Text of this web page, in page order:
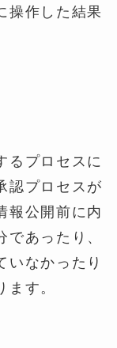
操作した結果
るプロセスに
認プロセスが
報公開前に内
あったり、
いなかったり
す。